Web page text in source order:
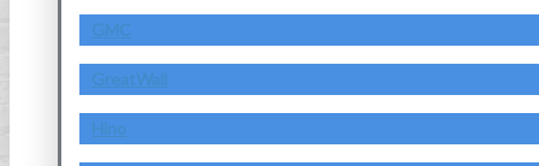
GMC
GreatWall
Hino